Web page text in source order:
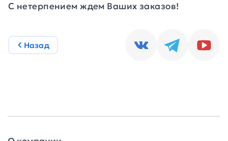
С нетерпением ждем Ваших заказов!
Назад